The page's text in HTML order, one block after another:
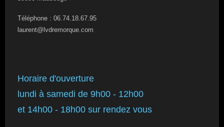
Téléphone : 06.74.18.67.95
laurent@lvdremorque.com
Horaire d'ouverture
lundi à samedi de 9h00 - 12h00
et 14h00 - 18h00 sur rendez vous